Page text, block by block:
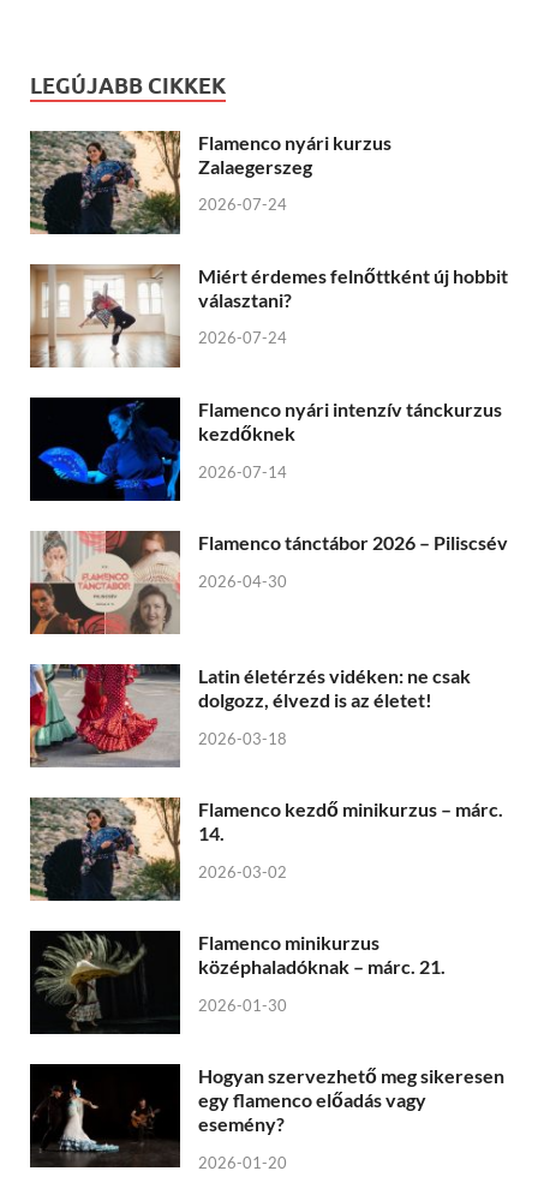
LEGÚJABB CIKKEK
Flamenco nyári kurzus
Zalaegerszeg
2026-07-24
Miért érdemes felnőttként új hobbit
választani?
2026-07-24
Flamenco nyári intenzív tánckurzus
kezdőknek
2026-07-14
Flamenco tánctábor 2026 – Piliscsév
2026-04-30
Latin életérzés vidéken: ne csak
dolgozz, élvezd is az életet!
2026-03-18
Flamenco kezdő minikurzus – márc.
14.
2026-03-02
Flamenco minikurzus
középhaladóknak – márc. 21.
2026-01-30
Hogyan szervezhető meg sikeresen
egy flamenco előadás vagy
esemény?
2026-01-20